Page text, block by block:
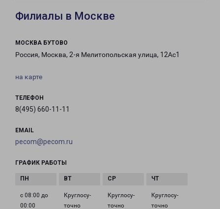
Филиалы в Москве
МОСКВА БУТОВО
Россия, Москва, 2-я Мелитопольская улица, 12Ас1
на карте
ТЕЛЕФОН
8(495) 660-11-11
EMAIL
pecom@pecom.ru
ГРАФИК РАБОТЫ
с 08:00 до
00:00
Круглосу­
точно
Круглосу­
точно
Круглосу­
точно